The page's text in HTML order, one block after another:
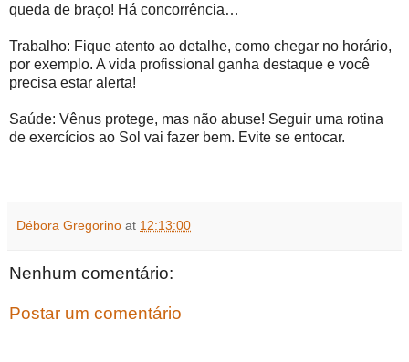
queda de braço! Há concorrência…
Trabalho: Fique atento ao detalhe, como chegar no horário,
por exemplo. A vida profissional ganha destaque e você
precisa estar alerta!
Saúde: Vênus protege, mas não abuse! Seguir uma rotina
de exercícios ao Sol vai fazer bem. Evite se entocar.
Débora Gregorino at 12:13:00
Nenhum comentário:
Postar um comentário